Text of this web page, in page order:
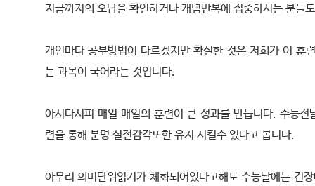
지금까지의 오답을 확인하거나 개념반복에 집중하시는 분들
개인마다 공부방법이 다르겠지만 확실한 것은 저희가 이 훈
는 과목이 국어라는 것입니다.
아시다시피 매일 매일의 훈련이 큰 성과를 만듭니다. 수능전
련을 통해 분명 실전감각또한 유지 시킬수 있다고 봅니다.
아무리 의미단위읽기가 체화되어있다고해도 수능날에는 긴